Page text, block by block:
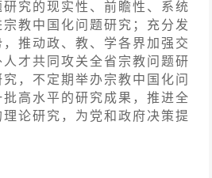
究的现实性、前瞻性、系统
教中国化问题研究；充分发
推动政、教、学各界加强交
才共同攻关全省宗教问题研
，不定期举办宗教中国化问
高水平的研究成果，推进全
论研究，为党和政府决策提